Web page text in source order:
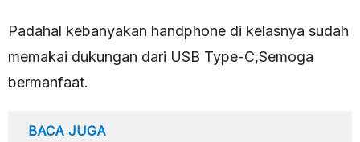
Padahal kebanyakan handphone di kelasnya sudah
memakai dukungan dari USB Type-C,Semoga
bermanfaat.
BACA JUGA